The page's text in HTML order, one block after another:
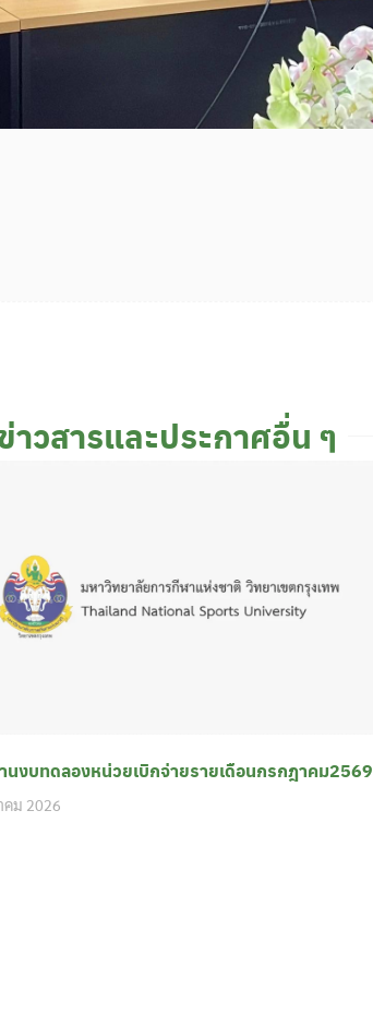
าวสารและประกาศอื่น ๆ
นงบทดลองหน่วยเบิกจ่ายรายเดือนกรกฎาคม2569
คม 2026